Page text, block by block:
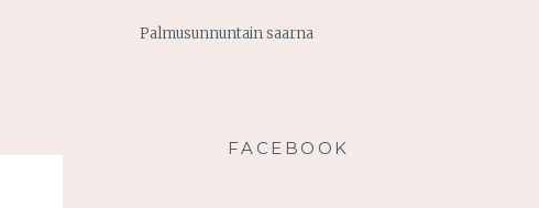
Palmusunnuntain saarna
FACEBOOK